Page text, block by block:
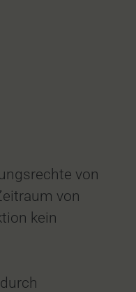
von
von
kein